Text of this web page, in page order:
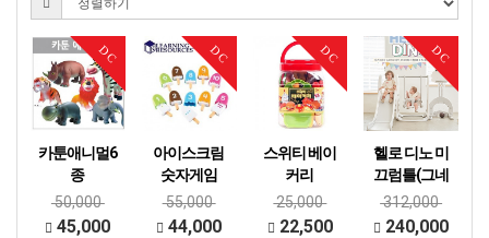
DC
카툰애니멀6
종
50,000
45,000
DC
아이스크림
숫자게임
55,000
44,000
DC
스위티 베이
커리
25,000
22,500
DC
헬로 디노 미
끄럼틀(그네
+ 농구대 세
트)
312,000
240,000